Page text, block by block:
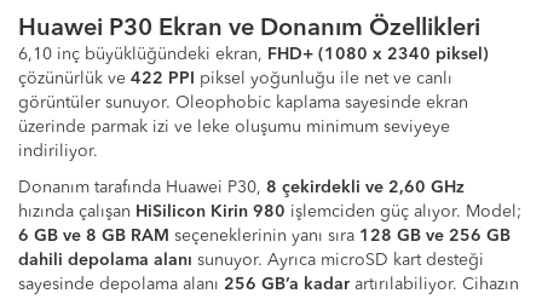
Huawei P30 Ekran ve Donanım Özellikleri
6,10 inç büyüklüğündeki ekran, FHD+ (1080 x 2340 piksel)
çözünürlük ve 422 PPI
piksel yoğunluğu ile net ve canlı
görüntüler sunuyor. Oleophobic kaplama sayesinde ekran
üzerinde parmak izi ve leke oluşumu minimum seviyeye
indiriliyor.
Donanım tarafında Huawei P30, 8 çekirdekli ve 2,60 GHz
hızında çalışan HiSilicon Kirin 980 işlemciden güç alıyor. Model;
6 GB ve 8 GB RAM seçeneklerinin yanı sıra 128 GB ve 256 GB
dahili depolama alanı sunuyor. Ayrıca microSD kart desteği
sayesinde depolama alanı 256 GB’a kadar artırılabiliyor. Cihazın